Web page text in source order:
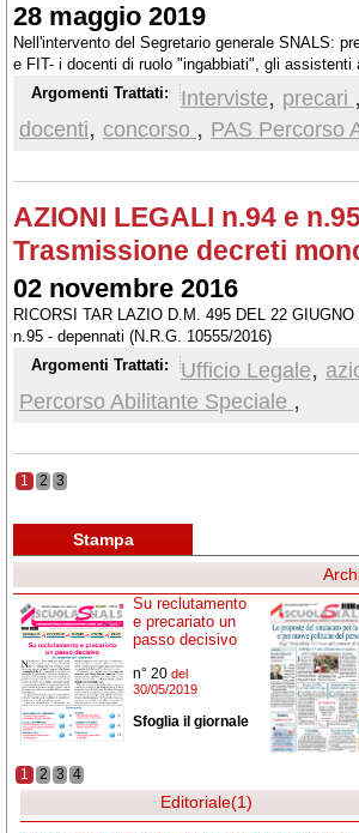
28 maggio 2019
Nell'intervento del Segretario generale SNALS:
e FIT- i docenti di ruolo "ingabbiati", gli
Argomenti Trattati:
Interviste, precari ,
docenti, concorso , PAS Percorso
AZIONI LEGALI n.94 e
Trasmissione decreti
02 novembre 2016
RICORSI TAR LAZIO D.M. 495 DEL 22
n.95 - depennati (N.R.G. 10555/2016)
Argomenti Trattati:
Ufficio Legale,
Percorso Abilitante Speciale ,
1 2 3
Stampa
Su reclutamento
e precariato un
passo decisivo
n° 20 del
30/05/2019
Sfoglia il giornale
1
2 3 4
Editoriale(1)